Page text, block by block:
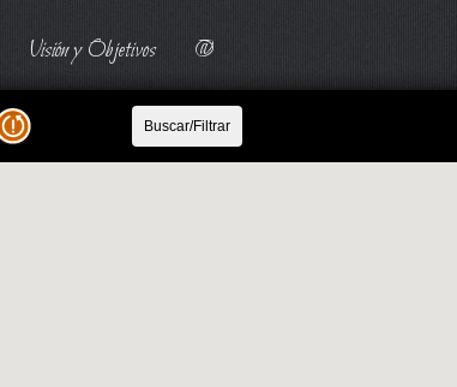
Visión y Objetivos @